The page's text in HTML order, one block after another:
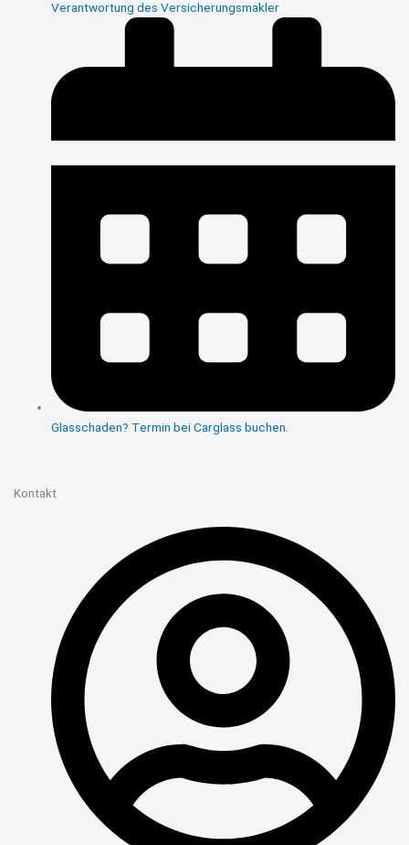
Verantwortung des Versicherungsmakler
Glasschaden? Termin bei Carglass buchen.
Kontakt